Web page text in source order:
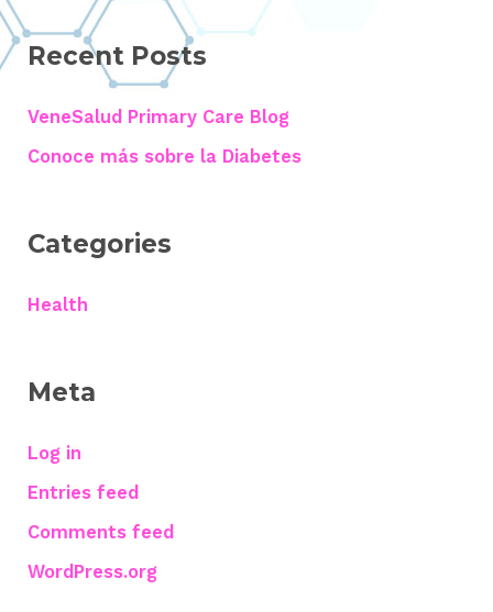
Recent Posts
VeneSalud Primary Care Blog
Conoce más sobre la Diabetes
Categories
Health
Meta
Log in
Entries feed
Comments feed
WordPress.org